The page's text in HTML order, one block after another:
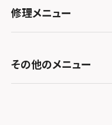
スマホスピタル テ
スマホスピタル テ
スマホスピタル テ
スマホスピタル テ
スマホスピタル名
スマホスピタル 大
スマホスピタル 西
スマホスピタル難波
スマホスピタルイ
スマホスピタル西条
スマホスピタル福
スマホスピタル熊
スマホスピタル
お知らせ
修理メニュー
iPhone修理メニュー
その他のメニュー